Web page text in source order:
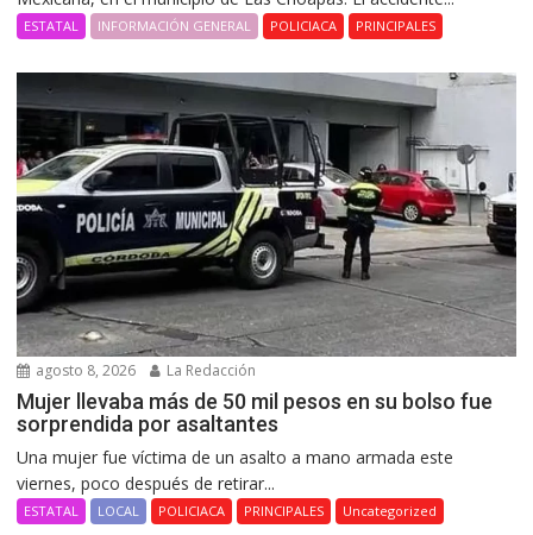
ESTATAL INFORMACIÓN GENERAL POLICIACA PRINCIPALES
agosto 8, 2026 La Redacción
Mujer llevaba más de 50 mil pesos en su bolso fue
sorprendida por asaltantes
Una mujer fue víctima de un asalto a mano armada este
viernes, poco después de retirar...
ESTATAL LOCAL POLICIACA PRINCIPALES Uncategorized